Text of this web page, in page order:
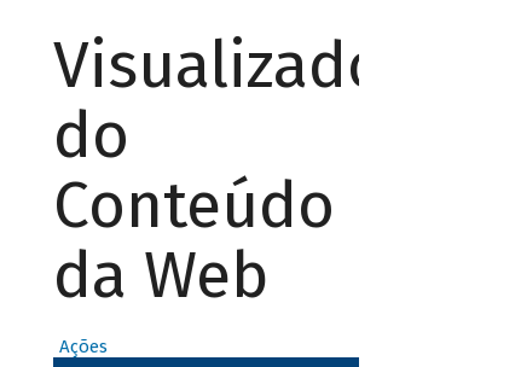
Visualizador
do
Conteúdo
da Web
Ações